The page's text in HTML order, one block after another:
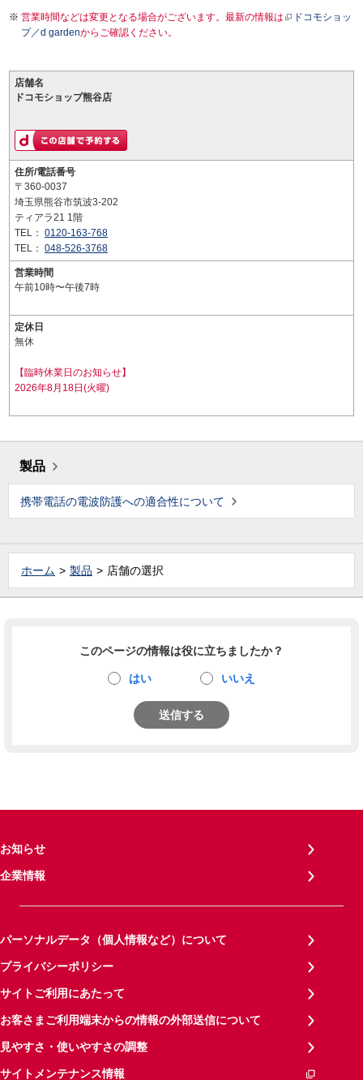
営業時間などは変更となる場合がございます。最新の情報は
ドコモショッ
プ／d gardenからご確認ください。
店舗名
ドコモショップ熊谷店
住所/電話番号
〒360-0037
埼玉県熊谷市筑波3-202
ティアラ21 1階
TEL： 0120-163-768
TEL： 048-526-3768
営業時間
午前10時〜午後7時
定休日
無休
【臨時休業日のお知らせ】
2026年8月18日(火曜)
製品
携帯電話の電波防護への適合性について
ホーム 製品 店舗の選択
このページの情報は役に立ちましたか？
はい いいえ
送信する
お知らせ
企業情報
パーソナルデータ（個人情報など）について
プライバシーポリシー
サイトご利用にあたって
お客さまご利用端末からの情報の外部送信について
見やすさ・使いやすさの調整
サイトメンテナンス情報